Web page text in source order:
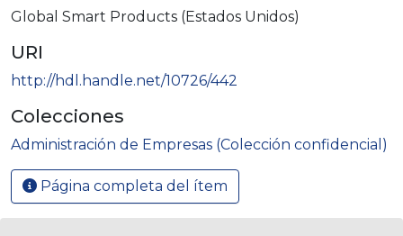
Global Smart Products (Estados Unidos)
URI
http://hdl.handle.net/10726/442
Colecciones
Administración de Empresas (Colección confidencial)
Página completa del ítem